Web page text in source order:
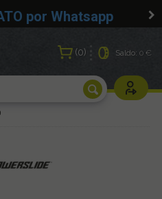
por Whatsapp
0 Saldo:0 €
Usuarios